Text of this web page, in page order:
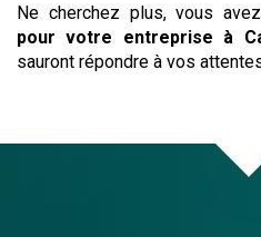
Ne cherchez plus, vous
pour votre entreprise à
sauront répondre à vos